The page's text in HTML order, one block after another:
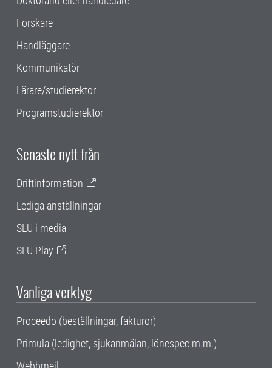
Forskare
Handläggare
Kommunikatör
Lärare/studierektor
Programstudierektor
Senaste nytt från
Driftinformation
Lediga anställningar
SLU i media
SLU Play
Vanliga verktyg
Proceedo (beställningar, fakturor)
Primula (ledighet, sjukanmälan, lönespec m.m.)